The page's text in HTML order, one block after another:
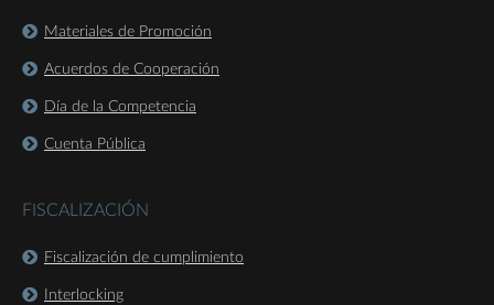
Materiales de Promoción
Acuerdos de Cooperación
Día de la Competencia
Cuenta Pública
FISCALIZACIÓN
Fiscalización de cumplimiento
Interlocking